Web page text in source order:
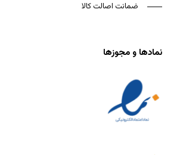
ضمانت اصالت کالا
نمادها و مجوزها